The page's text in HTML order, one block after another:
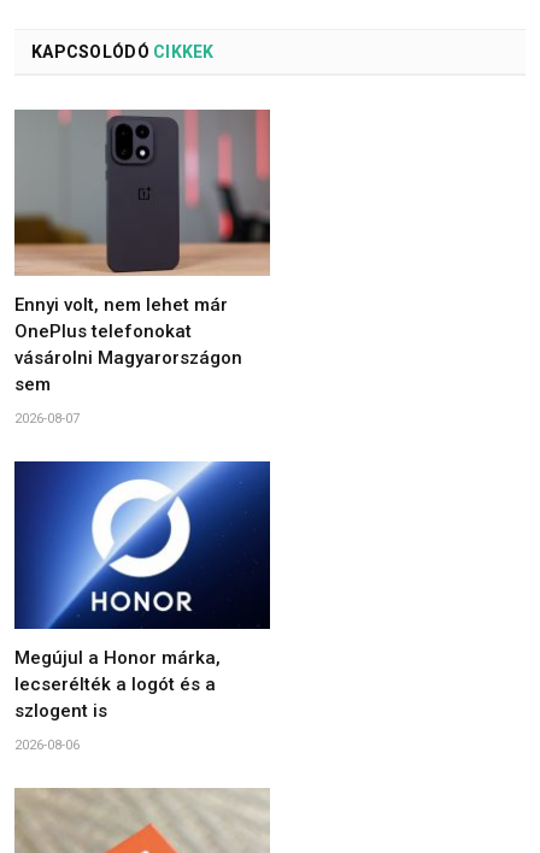
KAPCSOLÓDÓ CIKKEK
Ennyi volt, nem lehet már
OnePlus telefonokat
vásárolni Magyarországon
sem
2026-08-07
Megújul a Honor márka,
lecserélték a logót és a
szlogent is
2026-08-06